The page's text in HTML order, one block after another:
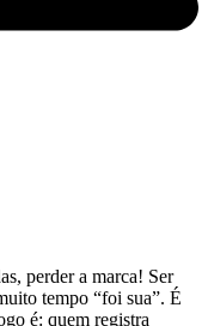
perder a marca! Ser
tempo “foi sua”. É
é: quem registra